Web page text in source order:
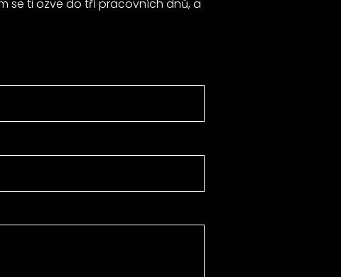
se ti ozve do tří pracovních dnů, a